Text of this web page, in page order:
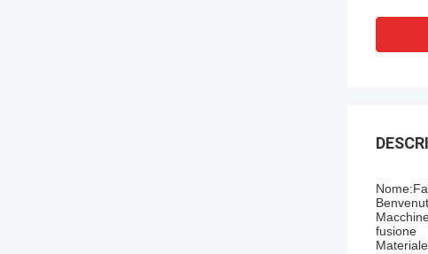
fusione
Materiale